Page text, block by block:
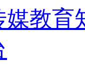
媒教育